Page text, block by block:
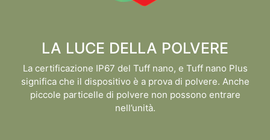
LA LUCE DELLA POLVERE
La certificazione IP67 del Tuff nano, e Tuff nano Plus
significa che il dispositivo è a prova di polvere. Anche
piccole particelle di polvere non possono entrare
nell’unità.